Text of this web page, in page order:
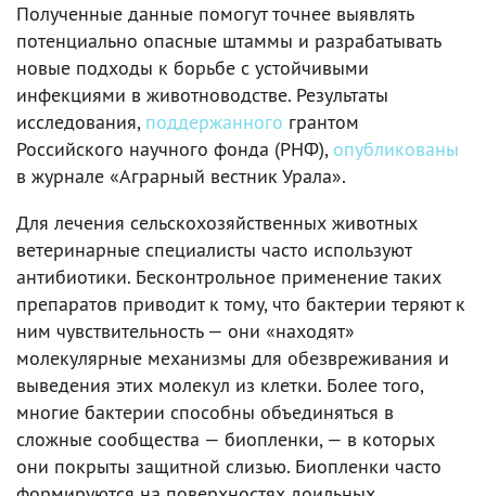
Полученные данные помогут точнее выявлять
потенциально опасные штаммы и разрабатывать
новые подходы к борьбе с устойчивыми
инфекциями в животноводстве. Результаты
исследования, поддержанного грантом
Российского научного фонда (РНФ), опубликованы
в журнале «Аграрный вестник Урала».
Для лечения сельскохозяйственных животных
ветеринарные специалисты часто используют
антибиотики. Бесконтрольное применение таких
препаратов приводит к тому, что бактерии теряют к
ним чувствительность — они «находят»
молекулярные механизмы для обезвреживания и
выведения этих молекул из клетки. Более того,
многие бактерии способны объединяться в
сложные сообщества — биопленки, — в которых
они покрыты защитной слизью. Биопленки часто